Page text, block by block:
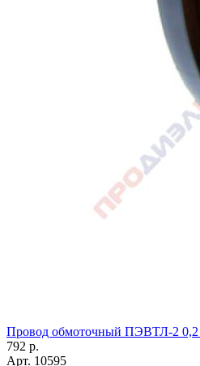
Провод обмоточный ПЭВТЛ-2 0,2
792 р.
Арт. 10595